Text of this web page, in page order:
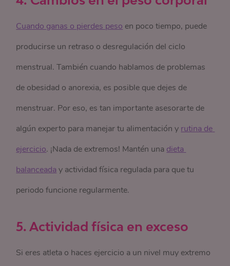
Cuando ganas o pierdes peso en poco tiempo, puede
producirse un retraso o desregulación del ciclo
menstrual. También cuando hablamos de problemas
de obesidad o anorexia, es posible que dejes de
menstruar. Por eso, es tan importante asesorarte de
algún experto para manejar tu alimentación y rutina de
ejercicio. ¡Nada de extremos! Mantén una dieta
balanceada y actividad física regulada para que tu
periodo funcione regularmente.
5. Actividad física en exceso
Si eres atleta o haces ejercicio a un nivel muy extremo